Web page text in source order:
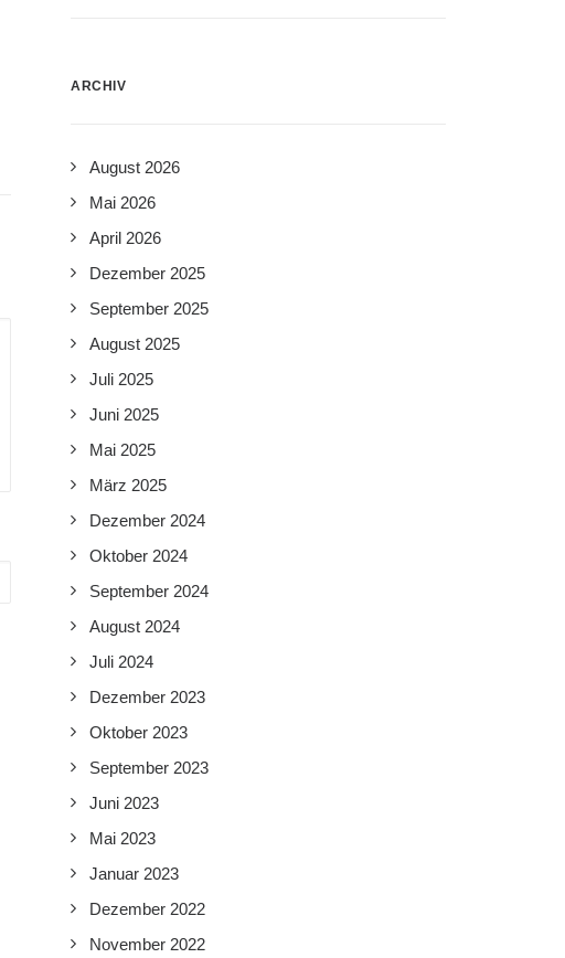
ARCHIV
August 2026
Mai 2026
April 2026
Dezember 2025
September 2025
August 2025
Juli 2025
Juni 2025
Mai 2025
März 2025
Dezember 2024
Oktober 2024
September 2024
August 2024
Juli 2024
Dezember 2023
Oktober 2023
September 2023
Juni 2023
Mai 2023
Januar 2023
Dezember 2022
November 2022